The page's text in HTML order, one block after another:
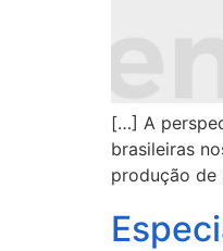
[…] A
brasileiras
produção de